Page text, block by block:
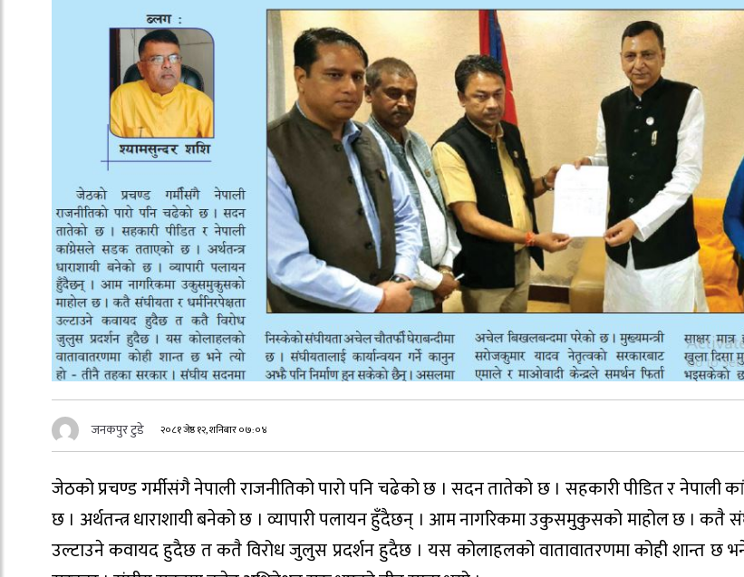
जनकपुर टुडे २०८१ जेष्ठ १२, शनिबार ०७:०४
जेठको प्रचण्ड गर्मीसंगै नेपाली राजनीतिको पारो पनि चढेको छ । सदन तातेको छ । सहकारी पीडित र
छ । अर्थतन्त्र धाराशायी बनेको छ । व्यापारी पलायन हुँदैछन् । आम नागरिकमा उकुसमुकुसको माहोल छ । कतै
उल्टाउने कवायद हुदैछ त कतै विरोध जुलुस प्रदर्शन हुदैछ । यस कोलाहलको वातावातरणमा कोही शान्त छ